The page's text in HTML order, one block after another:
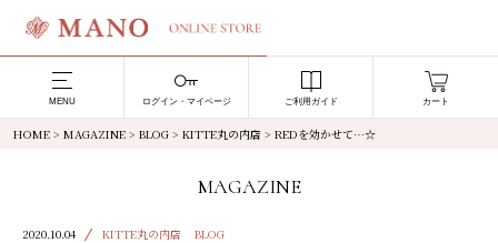
MENU ログイン・マイページ ご利用ガイド カート
HOME > MAGAZINE > BLOG > KITTE丸の内店 > REDを効かせて…☆
MAGAZINE
2020.10.04 KITTE丸の内店 BLOG